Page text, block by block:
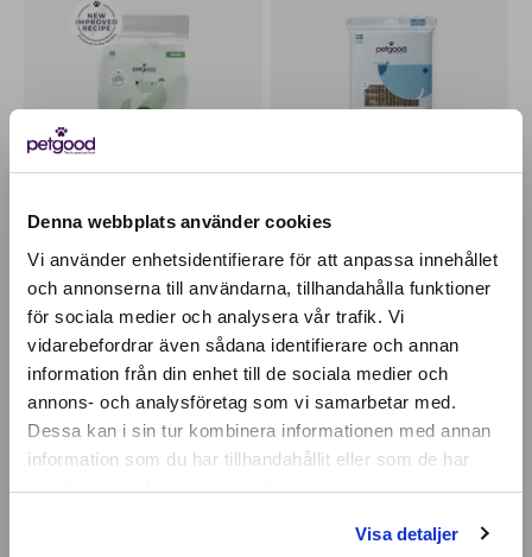
Denna webbplats använder cookies
Vi använder enhetsidentifierare för att anpassa innehållet
och annonserna till användarna, tillhandahålla funktioner
för sociala medier och analysera vår trafik. Vi
vidarebefordrar även sådana identifierare och annan
information från din enhet till de sociala medier och
annons- och analysföretag som vi samarbetar med.
Dessa kan i sin tur kombinera informationen med annan
information som du har tillhandahållit eller som de har
samlat in när du har använt deras tjänster.
Visa detaljer
Active location:
Germany
Currency: EUR
SELECT YOUR COUNTRY:
Insektenbasiertes
Premiumfutter - für
erwachsene Hunde
26,54 EUR
Insect-based dental
sticks
6,12 EUR
LOW IN CALORIES 100% PLANT-BASED